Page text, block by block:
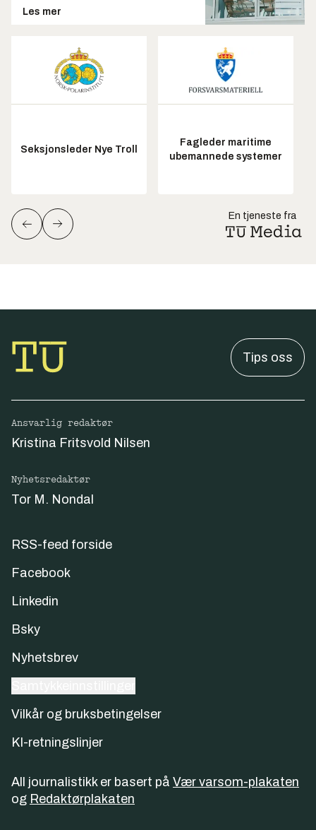
Les mer
Seksjonsleder Nye Troll
Fagleder maritime
ubemannede systemer
En tjeneste fra
Tips oss
Ansvarlig redaktør
Kristina Fritsvold Nilsen
Nyhetsredaktør
Tor M. Nondal
RSS-feed forside
Facebook
Linkedin
Bsky
Nyhetsbrev
Vilkår og bruksbetingelser
KI-retningslinjer
All journalistikk er basert på Vær varsom-plakaten
og Redaktørplakaten